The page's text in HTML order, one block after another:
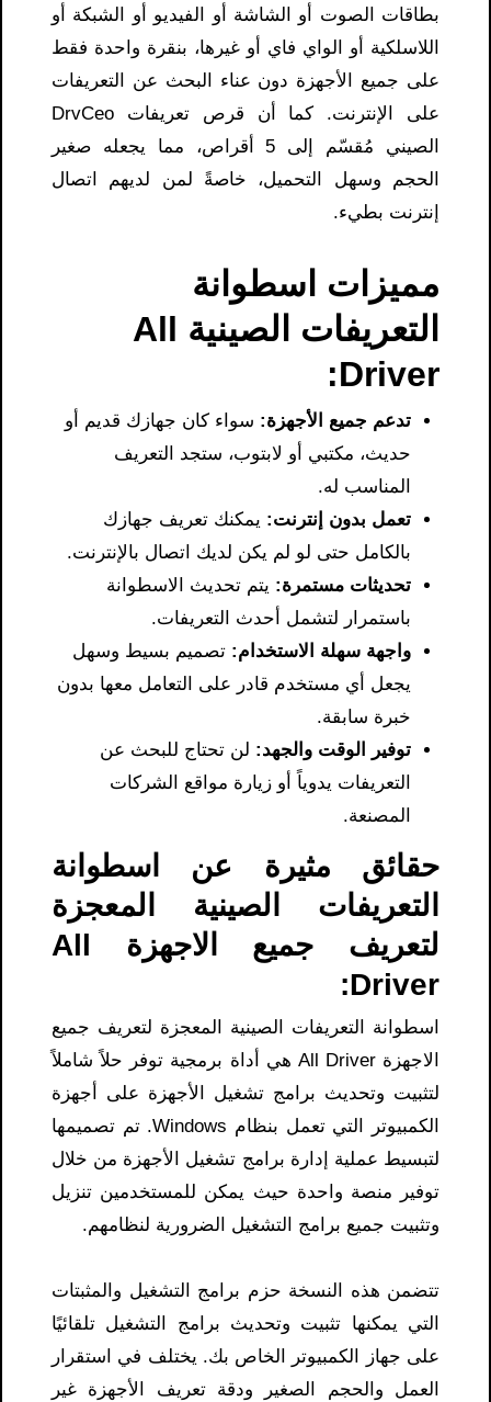
بطاقات الصوت أو الشاشة أو الفيديو أو الشبكة أو
اللاسلكية أو الواي فاي أو غيرها، بنقرة واحدة فقط
على جميع الأجهزة دون عناء البحث عن التعريفات
على الإنترنت. كما أن قرص تعريفات DrvCeo
الصيني مُقسّم إلى 5 أقراص، مما يجعله صغير
الحجم وسهل التحميل، خاصةً لمن لديهم اتصال
إنترنت بطيء.
مميزات اسطوانة
التعريفات الصينية All
Driver:
تدعم جميع الأجهزة: سواء كان جهازك قديم أو
حديث، مكتبي أو لابتوب، ستجد التعريف
المناسب له.
تعمل بدون إنترنت: يمكنك تعريف جهازك
بالكامل حتى لو لم يكن لديك اتصال بالإنترنت.
تحديثات مستمرة: يتم تحديث الاسطوانة
باستمرار لتشمل أحدث التعريفات.
واجهة سهلة الاستخدام: تصميم بسيط وسهل
يجعل أي مستخدم قادر على التعامل معها بدون
خبرة سابقة.
توفير الوقت والجهد: لن تحتاج للبحث عن
التعريفات يدوياً أو زيارة مواقع الشركات
المصنعة.
حقائق مثيرة عن اسطوانة
التعريفات الصينية المعجزة
لتعريف جميع الاجهزة All
Driver:
اسطوانة التعريفات الصينية المعجزة لتعريف جميع
الاجهزة All Driver هي أداة برمجية توفر حلاً شاملاً
لتثبيت وتحديث برامج تشغيل الأجهزة على أجهزة
الكمبيوتر التي تعمل بنظام Windows. تم تصميمها
لتبسيط عملية إدارة برامج تشغيل الأجهزة من خلال
توفير منصة واحدة حيث يمكن للمستخدمين تنزيل
وتثبيت جميع برامج التشغيل الضرورية لنظامهم.
تتضمن هذه النسخة حزم برامج التشغيل والمثبتات
التي يمكنها تثبيت وتحديث برامج التشغيل تلقائيًا
على جهاز الكمبيوتر الخاص بك. يختلف في استقرار
العمل والحجم الصغير ودقة تعريف الأجهزة غير